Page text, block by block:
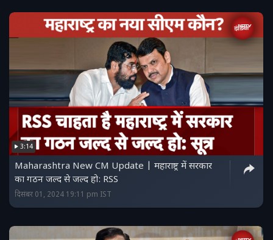
3:14
Maharashtra New CM Update | महाराष्ट्र में सरकार
का गठन जल्द से जल्द हो: RSS
दिसंबर 01, 2024 19:11 pm IST